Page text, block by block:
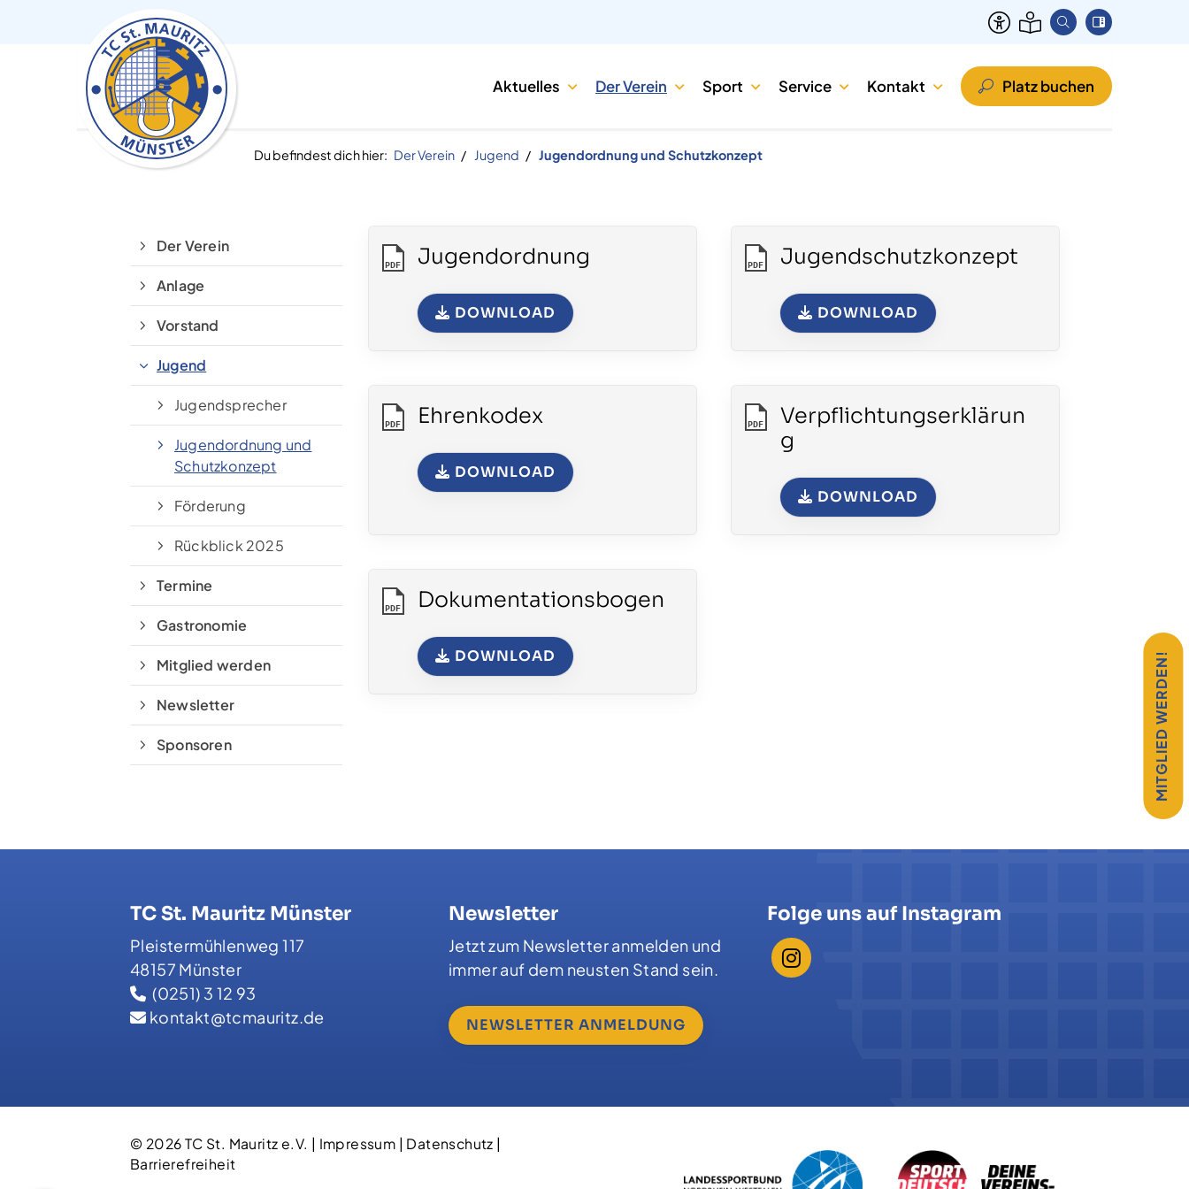
Aktuelles Der Verein Sport Service Kontakt Platz buchen
Du befindest dich hier: Der Verein Jugend Jugendordnung und Schutzkonzept
PDF Jugendordnung
DOWNLOAD
PDF Jugendschutzkonzept
DOWNLOAD
PDF Ehrenkodex
DOWNLOAD
PDF
Verpflichtungserklärun
g
DOWNLOAD
PDF Dokumentationsbogen
DOWNLOAD
Der Verein
Anlage
Vorstand
Jugend
Jugendsprecher
Jugendordnung und
Schutzkonzept
Förderung
Rückblick 2025
Termine
Gastronomie
Mitglied werden
Newsletter
Sponsoren
TC St. Mauritz Münster
Pleistermühlenweg 117
48157 Münster
(0251) 3 12 93
kontakt@tcmauritz.de
Newsletter
Jetzt zum Newsletter anmelden und
immer auf dem neusten Stand sein.
NEWSLETTER ANMELDUNG
Folge uns auf Instagram
© 2026 TC St. Mauritz e.V. | Impressum | Datenschutz |
Barrierefreiheit
MITGLIED WERDEN!
TC St. Mauritz Münster
Pleistermühlenweg 117
48157 Münster
(0251) 3 12 93
kontakt@tcmauritz.de
immer auf dem neusten Stand sein.
NEWSLETTER ANMELDUNG